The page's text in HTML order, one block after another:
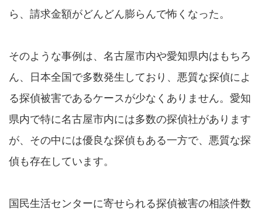
ら、請求金額がどんどん膨らんで怖くなった。
そのような事例は、名古屋市内や愛知県内はもちろ
ん、日本全国で多数発生しており、悪質な探偵によ
る探偵被害であるケースが少なくありません。愛知
県内で特に名古屋市内には多数の探偵社があります
が、その中には優良な探偵もある一方で、悪質な探
偵も存在しています。
国民生活センターに寄せられる探偵被害の相談件数